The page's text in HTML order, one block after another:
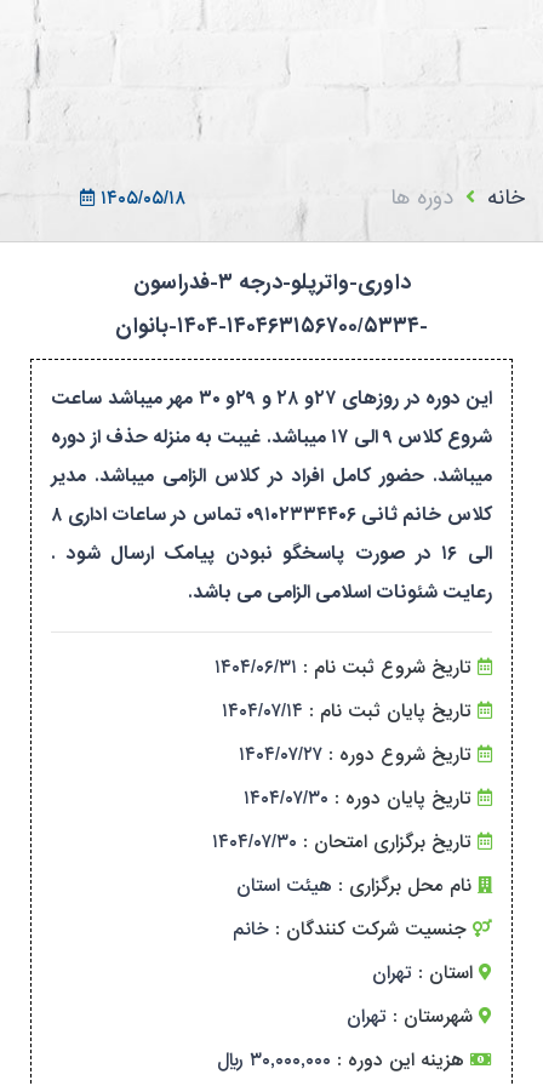
۱۴۰۵/۰۵/۱۸
خانه دوره ها
داوری-واترپلو-درجه ۳-فدراسون
-۱۴۰۴۶۳۱۵۶۷۰۰/۵۳۳۴-۱۴۰۴-بانوان
این دوره در روزهای ۲۷و ۲۸ و ۲۹و ۳۰ مهر میباشد ساعت
شروع کلاس ۹ الی ۱۷ میباشد. غیبت به منزله حذف از دوره
میباشد. حضور کامل افراد در کلاس الزامی میباشد. مدیر
کلاس خانم ثانی ۰۹۱۰۲۳۳۴۴۰۶ تماس در ساعات اداری ۸
الی ۱۶ در صورت پاسخگو نبودن پیامک ارسال شود .
رعایت شئونات اسلامی الزامی می باشد.
تاریخ شروع ثبت نام : ۱۴۰۴/۰۶/۳۱
تاریخ پایان ثبت نام : ۱۴۰۴/۰۷/۱۴
تاریخ شروع دوره : ۱۴۰۴/۰۷/۲۷
تاریخ پایان دوره : ۱۴۰۴/۰۷/۳۰
تاریخ برگزاری امتحان : ۱۴۰۴/۰۷/۳۰
نام محل برگزاری : هیئت استان
جنسیت شرکت کنندگان : خانم
استان : تهران
شهرستان : تهران
هزینه این دوره : ۳۰,۰۰۰,۰۰۰ ریال